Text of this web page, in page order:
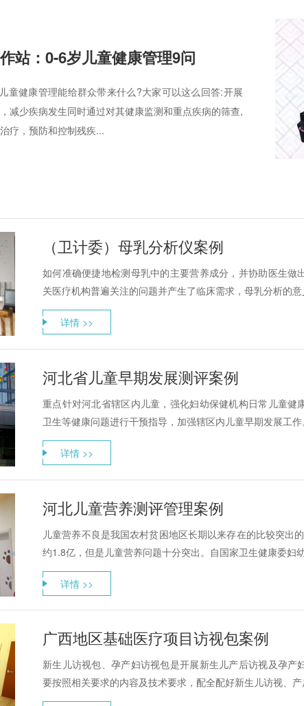
站：0-6岁儿童健康管理9问
童健康管理能给群众带来什么?大家可以这么回答:开展
减少疾病发生同时通过对其健康监测和重点疾病的筛查,
疗，预防和控制残疾...
（卫计委）母乳分析仪案例
如何准确便捷地检测母乳中的主要营养成分，并协助医生
关医疗机构普遍关注的问题并产生了临床需求，母乳分析的
详情 >>
河北省儿童早期发展测评案例
重点针对河北省辖区内儿童，强化妇幼保健机构日常儿童
卫生等健康问题进行干预指导，加强辖区内儿童早期发展工
详情 >>
河北儿童营养测评管理案例
儿童营养不良是我国农村贫困地区长期以来存在的比较突出
约1.8亿，但是儿童营养问题十分突出。自国家卫生健康委妇
详情 >>
广西地区基础医疗项目访视包案例
新生儿访视包、孕产妇访视包是开展新生儿产后访视及孕
要按照相关要求的内容及技术要求，配全配好新生儿访视、